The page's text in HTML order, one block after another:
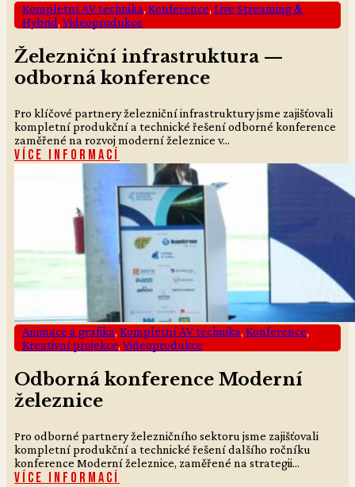
Kompletní AV technika, Konference, Live Streaming &
Hybrid, Videoprodukce
Železniční infrastruktura —
odborná konference
Pro klíčové partnery železniční infrastruktury jsme zajišťovali
kompletní produkční a technické řešení odborné konference
zaměřené na rozvoj moderní železnice v...
Více informací
Animace a grafika, Kompletní AV technika, Konference,
Kreativní projekce, Videoprodukce
Odborná konference Moderní
železnice
Pro odborné partnery železničního sektoru jsme zajišťovali
kompletní produkční a technické řešení dalšího ročníku
konference Moderní železnice, zaměřené na strategii...
Více informací